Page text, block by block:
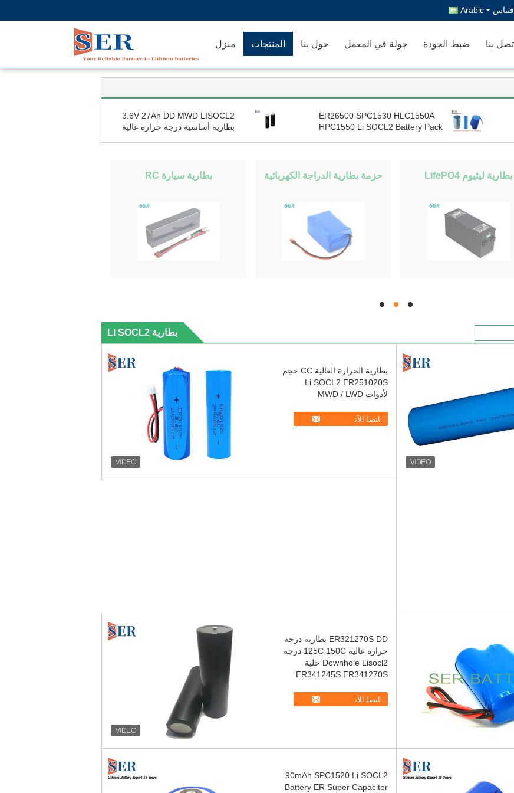
Arabic
منزل المنتجات حول بنا جولة في المعمل ضبط الجودة اتصل بنا
ER26500 SPC1530 HLC1550A
HPC1550 Li SOCL2 Battery Pack
3.6V 27Ah DD MWD LISOCL2
بطارية أساسية درجة حرارة عالية
بطارية ليثيوم LifePO4 حزمة بطارية الدراجة الكهربائية بطارية سيارة RC
hd
hd
hd
بطارية Li SOCL2
بطارية الحرارة العالية CC حجم
Li SOCL2 ER251020S
لأدوات MWD / LWD
ﺎﺘﺼﻟ ﺍﻶﻧ
ER321270S DD بطارية درجة
حرارة عالية 125C 150C درجة
Downhole Lisocl2 خلية
ER341245S ER341270S
ﺎﺘﺼﻟ ﺍﻶﻧ
90mAh SPC1520 Li SOCL2
Battery ER Super Capacitor